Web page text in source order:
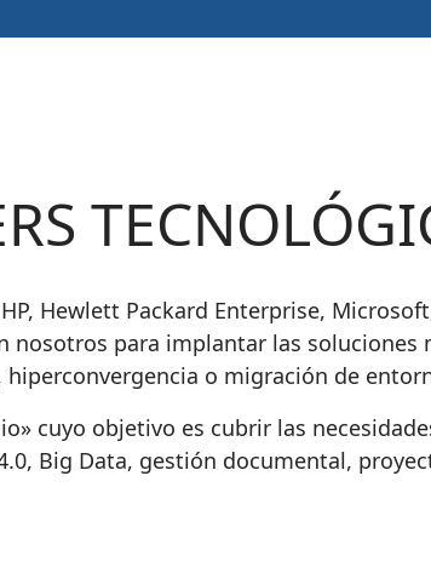
HP, Hewlett Packard Enterprise,
nosotros para implantar las soluciones
o migración de
cuyo objetivo es cubrir las
4.0, Big Data, gestión documental,